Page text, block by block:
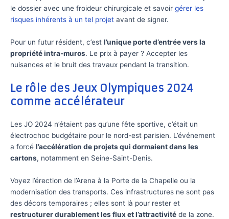
le dossier avec une froideur chirurgicale et savoir gérer les
risques inhérents à un tel projet avant de signer.
Pour un futur résident, c’est l’unique porte d’entrée vers la
propriété intra-muros. Le prix à payer ? Accepter les
nuisances et le bruit des travaux pendant la transition.
Le rôle des Jeux Olympiques 2024
comme accélérateur
Les JO 2024 n’étaient pas qu’une fête sportive, c’était un
électrochoc budgétaire pour le nord-est parisien. L’événement
a forcé l’accélération de projets qui dormaient dans les
cartons, notamment en Seine-Saint-Denis.
Voyez l’érection de l’Arena à la Porte de la Chapelle ou la
modernisation des transports. Ces infrastructures ne sont pas
des décors temporaires ; elles sont là pour rester et
restructurer durablement les flux et l’attractivité de la zone.